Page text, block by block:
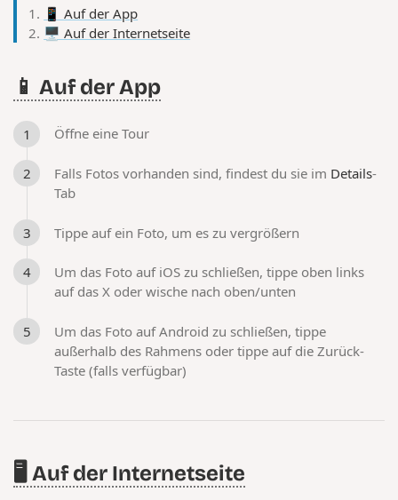
📱 Auf der App
🖥️ Auf der Internetseite
📱 Auf der App
Öffne eine Tour
Falls Fotos vorhanden sind, findest du sie im Details-
Tab
Tippe auf ein Foto, um es zu vergrößern
Um das Foto auf iOS zu schließen, tippe oben links
auf das X oder wische nach oben/unten
Um das Foto auf Android zu schließen, tippe
außerhalb des Rahmens oder tippe auf die Zurück-
Taste (falls verfügbar)
🖥️ Auf der Internetseite